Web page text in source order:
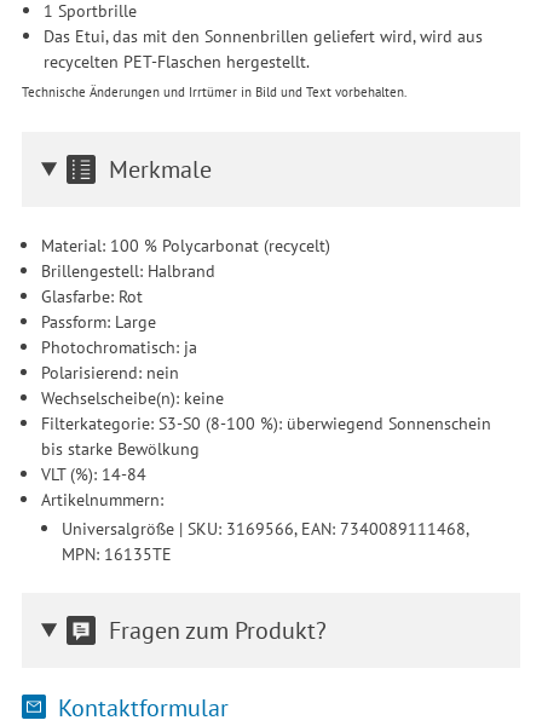
1 Sportbrille
Das Etui, das mit den Sonnenbrillen geliefert wird, wird aus
recycelten PET-Flaschen hergestellt.
Technische Änderungen und Irrtümer in Bild und Text vorbehalten.
Merkmale
Material: 100 % Polycarbonat (recycelt)
Brillengestell: Halbrand
Glasfarbe: Rot
Passform: Large
Photochromatisch: ja
Polarisierend: nein
Wechselscheibe(n): keine
Filterkategorie: S3-S0 (8-100 %): überwiegend Sonnenschein
bis starke Bewölkung
VLT (%): 14-84
Artikelnummern:
Universalgröße | SKU: 3169566, EAN: 7340089111468,
MPN: 16135TE
Fragen zum Produkt?
Kontaktformular